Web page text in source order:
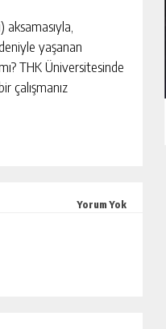
yaşanan
THK Üniversitesinde
çalışmanız
Yorum Yok